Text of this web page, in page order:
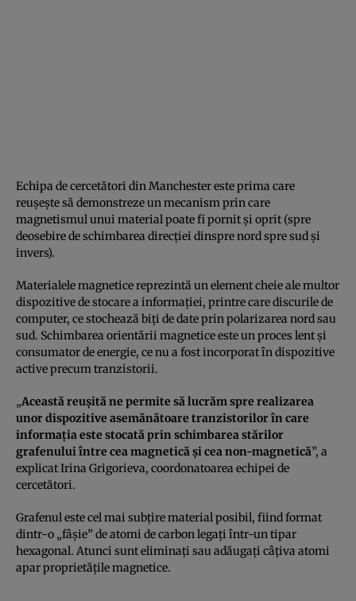
Echipa de cercetători din Manchester este prima care
reuşeşte să demonstreze un mecanism prin care
magnetismul unui material poate fi pornit şi oprit (spre
deosebire de schimbarea direcţiei dinspre nord spre sud şi
invers).
Materialele magnetice reprezintă un element cheie ale multor
dispozitive de stocare a informaţiei, printre care discurile de
computer, ce stochează biţi de date prin polarizarea nord sau
sud. Schimbarea orientării magnetice este un proces lent şi
consumator de energie, ce nu a fost incorporat în dispozitive
active precum tranzistorii.
„Această reuşită ne permite să lucrăm spre realizarea
unor dispozitive asemănătoare tranzistorilor în care
informaţia este stocată prin schimbarea stărilor
grafenului între cea magnetică şi cea non-magnetică”, a
explicat Irina Grigorieva, coordonatoarea echipei de
cercetători.
Grafenul este cel mai subţire material posibil, fiind format
dintr-o „fâşie” de atomi de carbon legaţi într-un tipar
hexagonal. Atunci sunt eliminaţi sau adăugaţi câţiva atomi
apar proprietăţile magnetice.